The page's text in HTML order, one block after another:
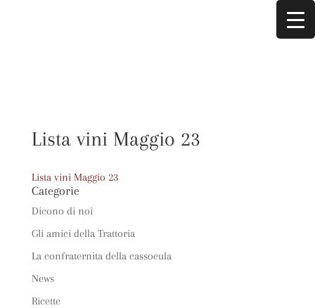
Lista vini Maggio 23
Lista vini Maggio 23
Categorie
Dicono di noi
Gli amici della Trattoria
La confraternita della cassoeula
News
Ricette